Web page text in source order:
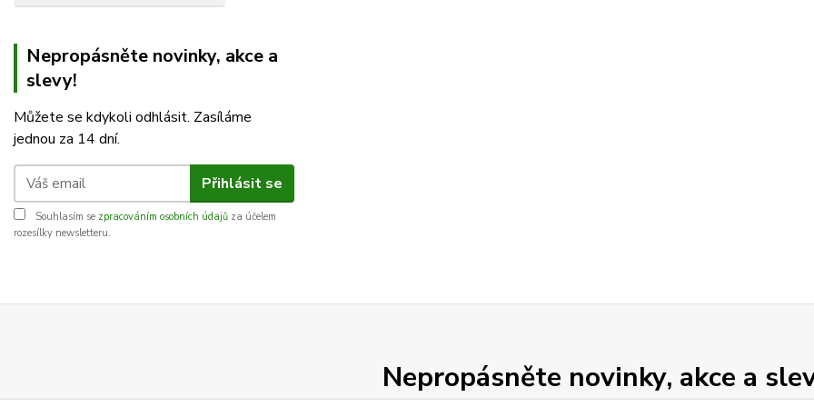
Nepropásněte novinky, akce a
slevy!
Můžete se kdykoli odhlásit. Zasíláme
jednou za 14 dní.
Přihlásit se
Souhlasím se zpracováním osobních údajů za účelem
rozesílky newsletteru.
Nepropásněte novinky, akce a